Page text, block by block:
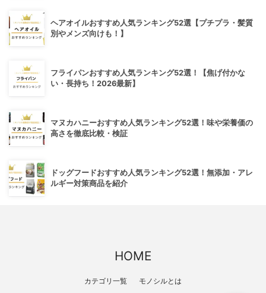
ヘアオイルおすすめ人気ランキング52選【プチプラ・髪質
別やメンズ向けも！】
フライパンおすすめ人気ランキング52選！【焦げ付かな
い・長持ち！2026最新】
マヌカハニーおすすめ人気ランキング52選！味や栄養価の
高さを徹底比較・検証
ドッグフードおすすめ人気ランキング52選！無添加・アレ
ルギー対策商品を紹介
HOME
カテゴリ一覧 モノシルとは